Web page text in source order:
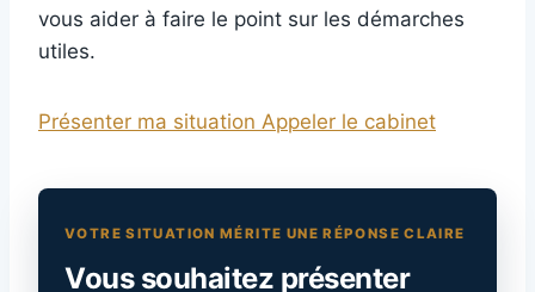
vous aider à faire le point sur les démarches
utiles.
Présenter ma situation Appeler le cabinet
VOTRE SITUATION MÉRITE UNE RÉPONSE CLAIRE
Vous souhaitez présenter